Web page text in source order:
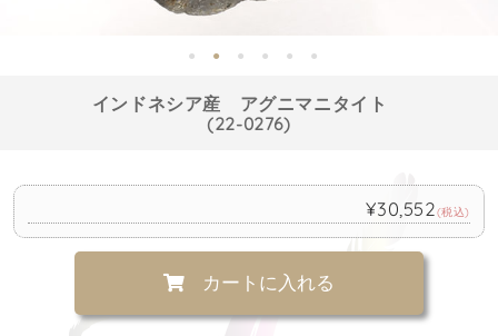
インドネシア産 アグニマニタイト
(22-0276)
¥30,552(税込)
カートに入れる